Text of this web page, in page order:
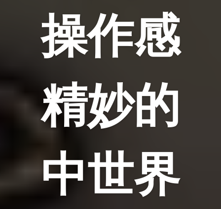
操作感
精妙的
中世界